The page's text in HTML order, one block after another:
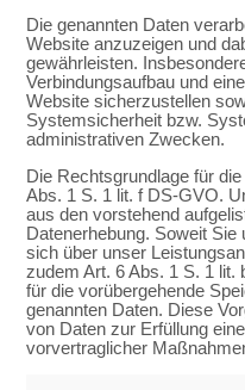
Die genannten Daten
Website anzuzeigen und
gewährleisten.
Verbindungsaufbau und
Website sicherzustellen
Systemsicherheit bzw.
administrativen Zwecken.
Die Rechtsgrundlage für
Abs. 1 S. 1 lit. f DS-GVO.
aus den vorstehend
Datenerhebung. Soweit
sich über unser
zudem Art. 6 Abs. 1 S. 1
für die vorübergehende
genannten Daten. Diese
von Daten zur Erfüllung
vorvertraglicher